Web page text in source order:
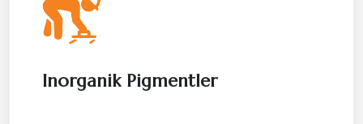
Inorganik Pigmentler